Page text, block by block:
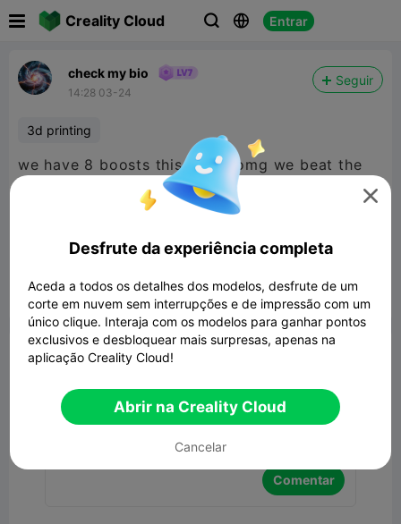
Creality Cloud   Entrar
check my bio
14:28 03-24
Seguir
3d printing
we have 8 boosts this week, omg we beat the
@LinkLayerLabsOG
but dont use them all on me there's other
people with awesome model's lol but I
 Denunciar 12  1 
Comentar
Comentar

Desfrute da experiência completa
Aceda a todos os detalhes dos modelos, desfrute de um
corte em nuvem sem interrupções e de impressão com um
único clique. Interaja com os modelos para ganhar pontos
exclusivos e desbloquear mais surpresas, apenas na
aplicação Creality Cloud!
Abrir na Creality Cloud
Cancelar